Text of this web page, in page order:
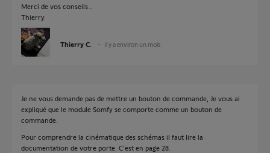
Merci de vos conseils…
Thierry
Thierry C. il y a environ un mois
Je ne vous demande pas de mettre un bouton de commande, Je vous ai
expliqué que le module Somfy se comporte comme un bouton de
commande.
Pour comprendre la cinématique des schémas il faut lire la
documentation de votre porte. C'est en page 28.